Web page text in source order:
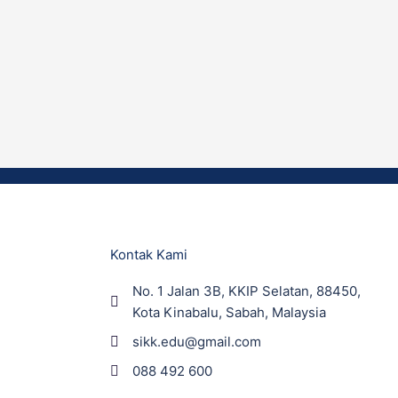
Kontak Kami
No. 1 Jalan 3B, KKIP Selatan, 88450,
Kota Kinabalu, Sabah, Malaysia
sikk.edu@gmail.com
088 492 600